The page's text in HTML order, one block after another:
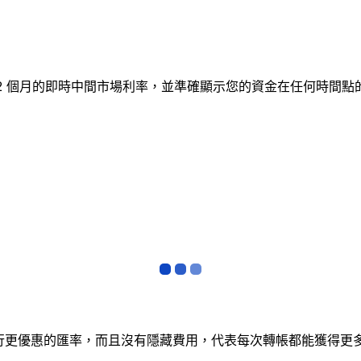
月的即時中間市場利率，並準確顯示您的資金在任何時間
優惠的匯率，而且沒有隱藏費用，代表每次轉帳都能獲得更